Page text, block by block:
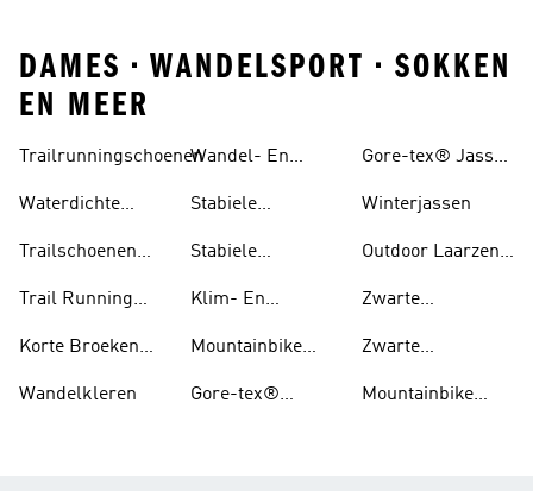
DAMES • WANDELSPORT • SOKKEN
EN MEER
Trailrunningschoenen
Waterdichte
Trailschoenen
Trail Running
Dames
Korte Broeken
Running
Wandelkleren
Wandel- En
Stabiele
Voor Heren
Stabiele
Voor Dames
Klim- En
Mountainbike
Gore-tex®
Gore-tex® Jassen
Winterjassen
Outdoor Laarzen
Zwarte
Zwarte
Mountainbike